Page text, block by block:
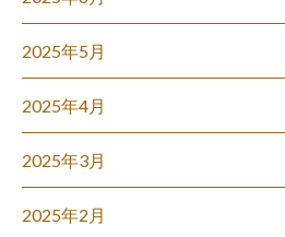
2025年5月
2025年4月
2025年3月
2025年2月